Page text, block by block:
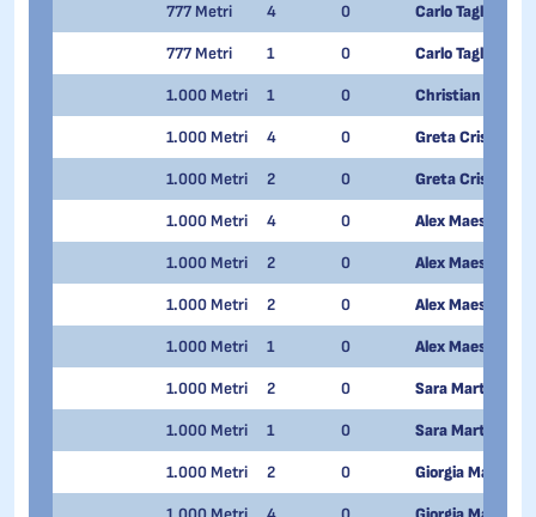
777 Metri 4 0 Carlo Tagliabue
777 Metri 1 0 Carlo Tagliabue
1.000 Metri 1 0 Christian
1.000 Metri 4 0 Greta Cristani
1.000 Metri 2 0 Greta Cristani
1.000 Metri 4 0 Alex Maestri
1.000 Metri 2 0 Alex Maestri
1.000 Metri 2 0 Alex Maestri
1.000 Metri 1 0 Alex Maestri
1.000 Metri 2 0 Sara Martinelli
1.000 Metri 1 0 Sara Martinelli
1.000 Metri 2 0 Giorgia Maturi